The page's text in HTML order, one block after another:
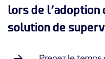
lors de l’adoption
solution de